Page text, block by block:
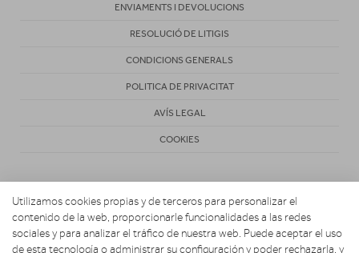
ENVIAMENTS I DEVOLUCIONS
RESOLUCIÓ DE LITIGIS
CONDICIONS GENERALS
POLITICA DE PRIVACITAT
AVÍS LEGAL
COOKIES
Utilizamos cookies propias y de terceros para personalizar el
contenido de la web, proporcionarle funcionalidades a las redes
sociales y para analizar el tráfico de nuestra web. Puede aceptar el uso
de esta tecnología o administrar su configuración y poder rechazarla, y